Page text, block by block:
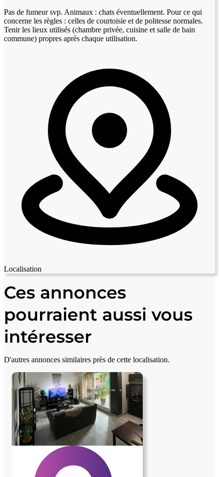
Pas de fumeur svp. Animaux : chats éventuellement. Pour ce qui
concerne les règles : celles de courtoisie et de politesse normales.
Tenir les lieux utilisés (chambre privée, cuisine et salle de bain
commune) propres après chaque utilisation.
Localisation
+
−
Ces annonces
pourraient aussi vous
intéresser
D'autres annonces similaires près de cette localisation.